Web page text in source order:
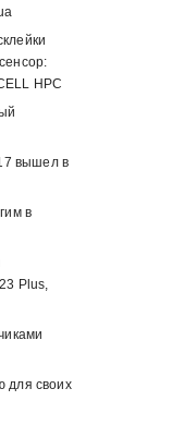
HPC
вышел в
в
Plus,
для своих